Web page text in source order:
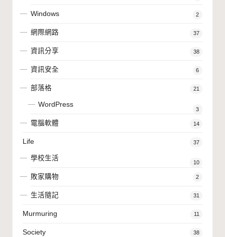
Windows 2
網際網路 37
資訊分享 38
資訊安全 6
部落格 21
WordPress
3
電腦軟體 14
Life 37
學校生活
10
敗家購物 2
生活隨記 31
Murmuring 11
Society 38